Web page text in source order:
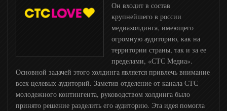
24 Техно
Discovery
Охотник и рыболов
Он входит в состав
крупнейшего в россии
медиахолдинга, имеющего
огромную аудиторию, как на
территории страны, так и за ее
пределами, «СТС Медиа».
Основной задачей этого холдинга является привлечь внимание
всех целевых аудиторий. Заметив отделение от канала СТС
молодежного контингента, руководством холдинга было
принято решение разделить его аудиторию. Эта идея помогла